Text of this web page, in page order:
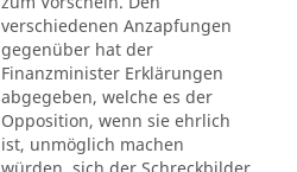
verschiedenen Anzapfungen
gegenüber hat der
Finanzminister Erklärungen
abgegeben, welche es der
Opposition, wenn sie ehrlich
ist, unmöglich machen